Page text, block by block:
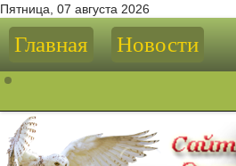
Пятница, 07 августа 2026
Главная Новости